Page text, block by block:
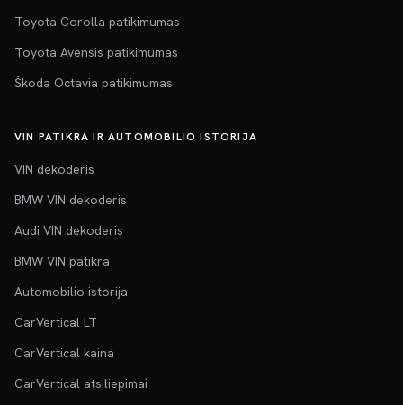
Toyota Corolla patikimumas
Toyota Avensis patikimumas
Škoda Octavia patikimumas
VIN PATIKRA IR AUTOMOBILIO ISTORIJA
VIN dekoderis
BMW VIN dekoderis
Audi VIN dekoderis
BMW VIN patikra
Automobilio istorija
CarVertical LT
CarVertical kaina
CarVertical atsiliepimai